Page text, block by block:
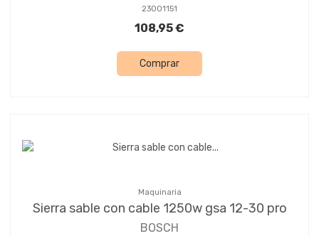
23001151
108,95 €
Comprar
Maquinaria
Sierra sable con cable 1250w gsa 12-30 pro
BOSCH